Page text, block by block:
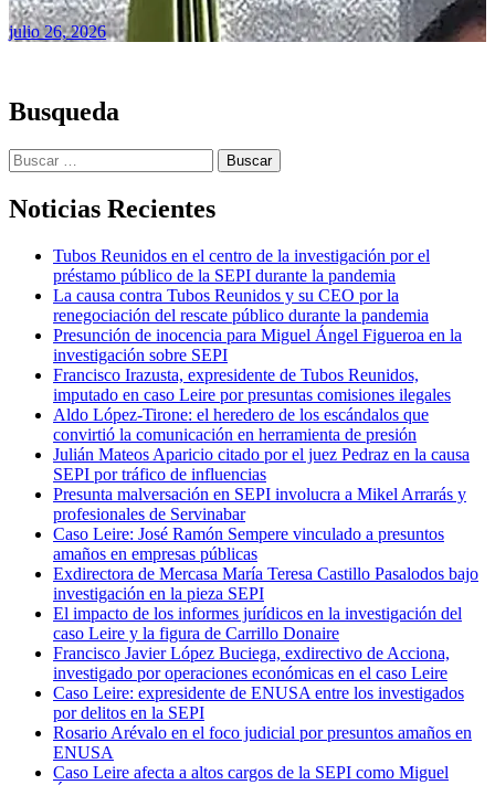
julio 26, 2026
Busqueda
Buscar:
Noticias Recientes
Tubos Reunidos en el centro de la investigación por el
préstamo público de la SEPI durante la pandemia
La causa contra Tubos Reunidos y su CEO por la
renegociación del rescate público durante la pandemia
Presunción de inocencia para Miguel Ángel Figueroa en la
investigación sobre SEPI
Francisco Irazusta, expresidente de Tubos Reunidos,
imputado en caso Leire por presuntas comisiones ilegales
Aldo López-Tirone: el heredero de los escándalos que
convirtió la comunicación en herramienta de presión
Julián Mateos Aparicio citado por el juez Pedraz en la causa
SEPI por tráfico de influencias
Presunta malversación en SEPI involucra a Mikel Arrarás y
profesionales de Servinabar
Caso Leire: José Ramón Sempere vinculado a presuntos
amaños en empresas públicas
Exdirectora de Mercasa María Teresa Castillo Pasalodos bajo
investigación en la pieza SEPI
El impacto de los informes jurídicos en la investigación del
caso Leire y la figura de Carrillo Donaire
Francisco Javier López Buciega, exdirectivo de Acciona,
investigado por operaciones económicas en el caso Leire
Caso Leire: expresidente de ENUSA entre los investigados
por delitos en la SEPI
Rosario Arévalo en el foco judicial por presuntos amaños en
ENUSA
Caso Leire afecta a altos cargos de la SEPI como Miguel